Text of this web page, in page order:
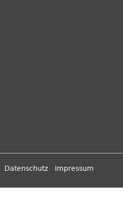
Datenschutz Impressum